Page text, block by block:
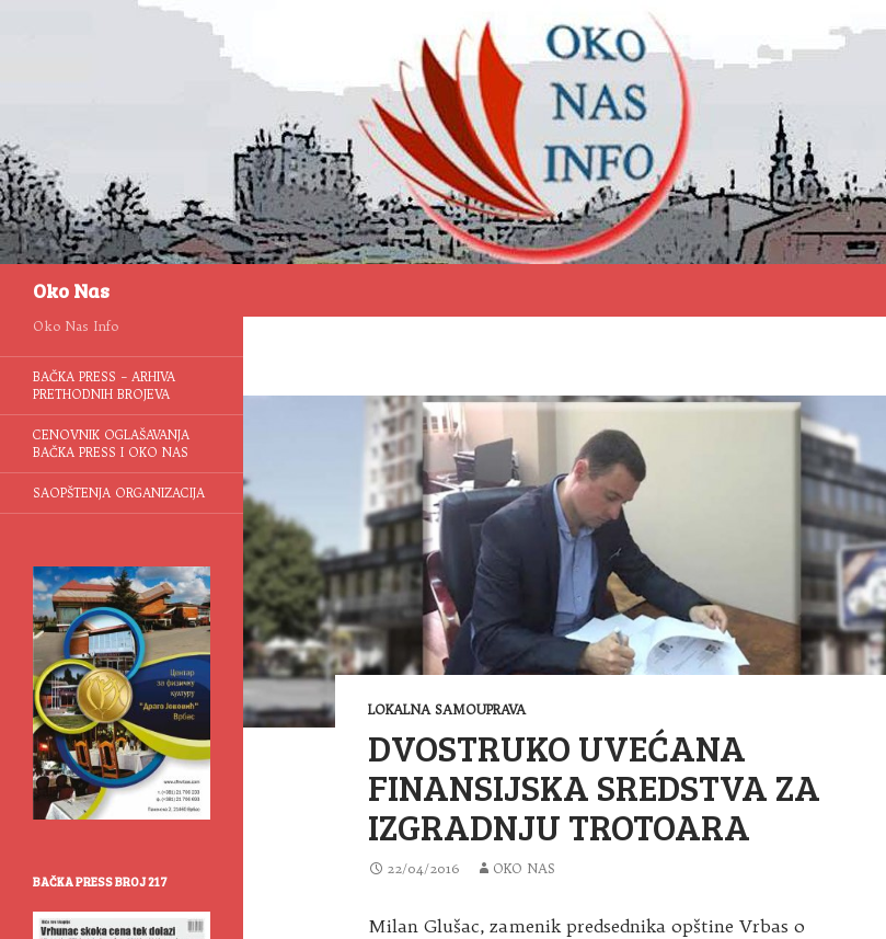
Oko Nas
LOKALNA SAMOUPRAVA
DVOSTRUKO UVEĆANA
FINANSIJSKA SREDSTVA ZA
IZGRADNJU TROTOARA
22/04/2016 OKO NAS
Milan Glušac, zamenik predsednika opštine Vrbas o
Oko Nas Info
BAČKA PRESS – ARHIVA
PRETHODNIH BROJEVA
CENOVNIK OGLAŠAVANJA
BAČKA PRESS I OKO NAS
SAOPŠTENJA ORGANIZACIJA
BAČKA PRESS BROJ 217